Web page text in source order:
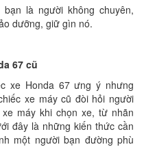
là người không chuyên,
dưỡng, giữ gìn nó.
67 cũ
xe Honda 67 ưng ý nhưng
xe máy cũ đòi hỏi người
máy khi chọn xe, từ nhãn
đây là những kiến thức cần
một người bạn đường phù